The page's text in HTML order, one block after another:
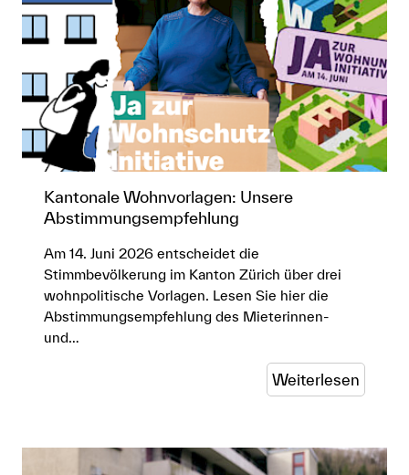
Kantonale Wohnvorlagen: Unsere
Abstimmungsempfehlung
Am 14. Juni 2026 entscheidet die
Stimmbevölkerung im Kanton Zürich über drei
wohnpolitische Vorlagen. Lesen Sie hier die
Abstimmungsempfehlung des Mieterinnen-
und…
Weiterlesen